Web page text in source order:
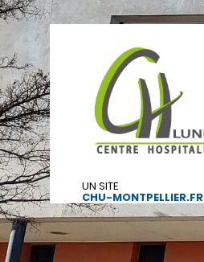
UN SITE
CHU-MONTPELLIER.FR